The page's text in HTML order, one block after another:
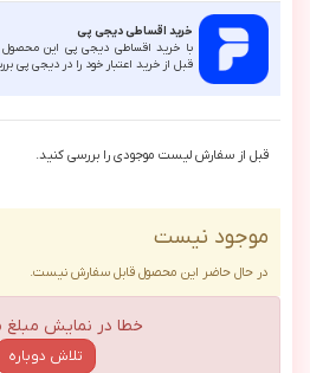
خرید اقساطی دیجی پی
با خرید اقساطی دیجی پی این محصول
قبل از خرید اعتبار خود را در دیجی پی
قبل از سفارش لیست موجودی را بررسی کنید.
موجود نیست
در حال حاضر این محصول قابل سفارش نیست.
خطا در نمایش
تلاش دوباره